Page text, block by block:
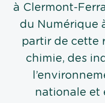
à Clermont-
du Numérique
partir de cette
chimie, des
nationale et